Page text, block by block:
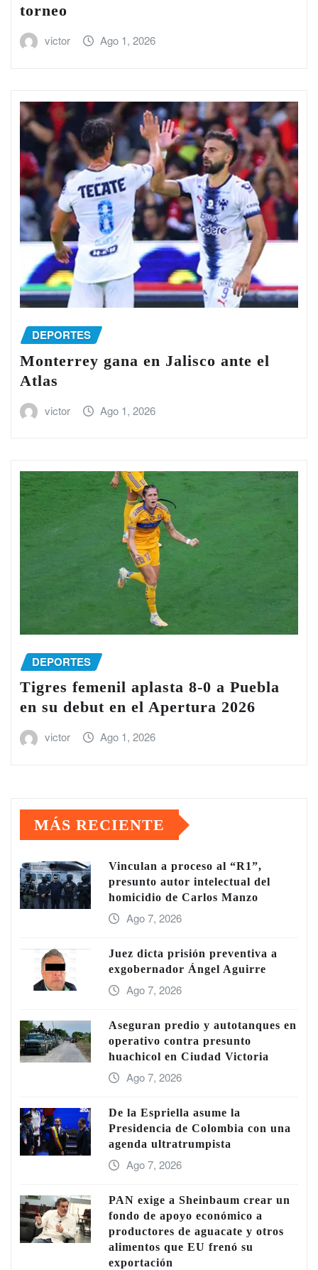
torneo
victor Ago 1, 2026
DEPORTES
Monterrey gana en Jalisco ante el
Atlas
victor Ago 1, 2026
DEPORTES
Tigres femenil aplasta 8-0 a Puebla
en su debut en el Apertura 2026
victor Ago 1, 2026
MÁS RECIENTE
Vinculan a proceso al “R1”,
presunto autor intelectual del
homicidio de Carlos Manzo
Ago 7, 2026
Juez dicta prisión preventiva a
exgobernador Ángel Aguirre
Ago 7, 2026
Aseguran predio y autotanques en
operativo contra presunto
huachicol en Ciudad Victoria
Ago 7, 2026
De la Espriella asume la
Presidencia de Colombia con una
agenda ultratrumpista
Ago 7, 2026
PAN exige a Sheinbaum crear un
fondo de apoyo económico a
productores de aguacate y otros
alimentos que EU frenó su
exportación